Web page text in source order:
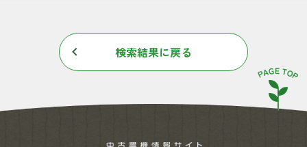
検索結果に戻る